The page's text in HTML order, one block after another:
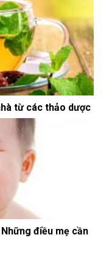
từ các thảo dược
điều mẹ cần